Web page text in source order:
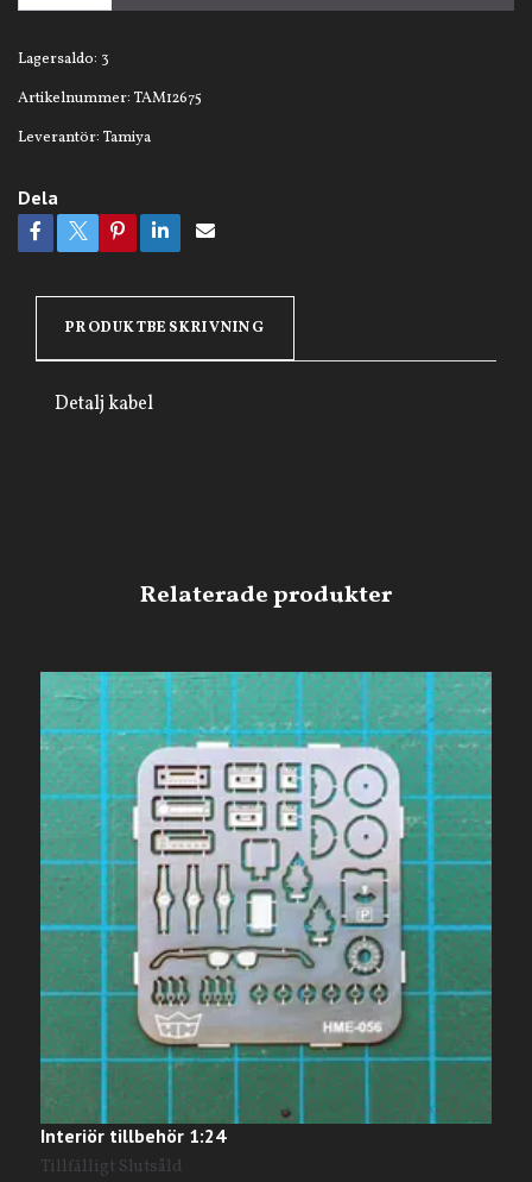
Lagersaldo: 3
Artikelnummer: TAM12675
Leverantör: Tamiya
Dela
PRODUKTBESKRIVNING
Detalj kabel
Interiör tillbehör 1:24
Tillfälligt Slutsåld